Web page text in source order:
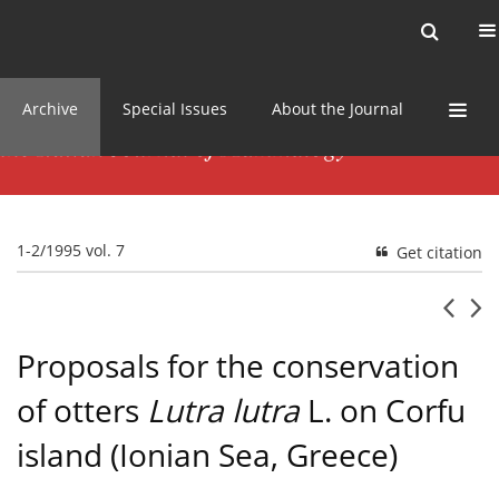
Archive Special Issues About the Journal
1-2/1995 vol. 7 Get citation
Proposals for the conservation
of otters Lutra lutra L. on Corfu
island (Ionian Sea, Greece)